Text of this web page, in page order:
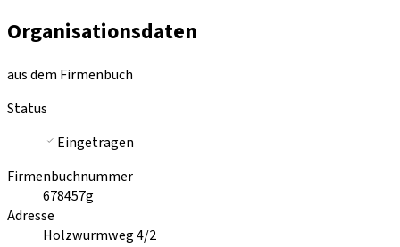
Organisationsdaten
aus dem Firmenbuch
Status
Eingetragen
Firmenbuchnummer
678457g
Adresse
Holzwurmweg 4/2